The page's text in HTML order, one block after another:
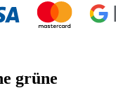
grüne